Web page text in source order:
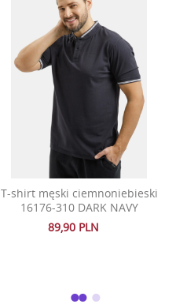
T-shirt męski ciemnoniebieski
16176-310 DARK NAVY
89,90 PLN